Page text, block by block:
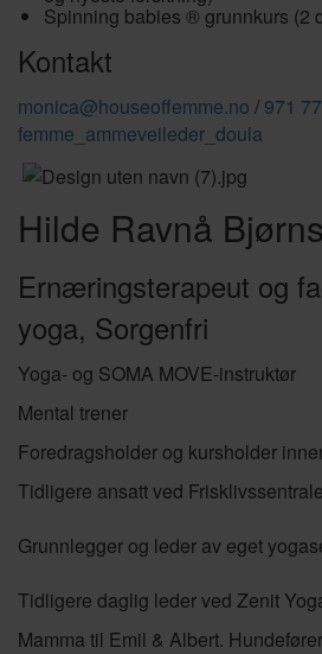
Spinning babies ® grunnkurs (2
Kontakt
monica@houseoffemme.no / 971
femme_ammeveileder_doula
Hilde Ravnå
Ernæringsterapeut og
yoga, Sorgenfri
Yoga- og SOMA MOVE-instruktør
Mental trener
Foredragsholder og kursholder
Tidligere ansatt ved
Grunnlegger og leder av eget
Tidligere daglig leder ved Zenit
Mamma til Emil & Albert.